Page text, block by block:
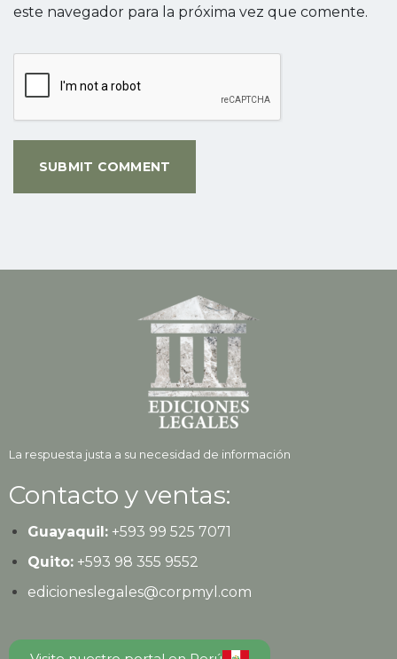
este navegador para la próxima vez que comente.
La respuesta justa a su necesidad de información
Contacto y ventas:
Guayaquil:+593 99 525 7071
Quito:+593 98 355 9552
edicioneslegales@corpmyl.com